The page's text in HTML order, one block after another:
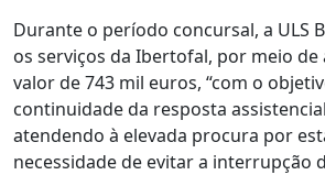
Durante o período concursal, a ULS
os serviços da Ibertofal, por meio
valor de 743 mil euros, “com o
continuidade da resposta
atendendo à elevada procura por
necessidade de evitar a interrupção